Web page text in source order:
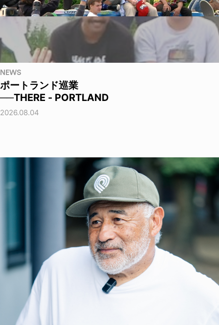
NEWS
ポートランド巡業
──THERE - PORTLAND
2026.08.04